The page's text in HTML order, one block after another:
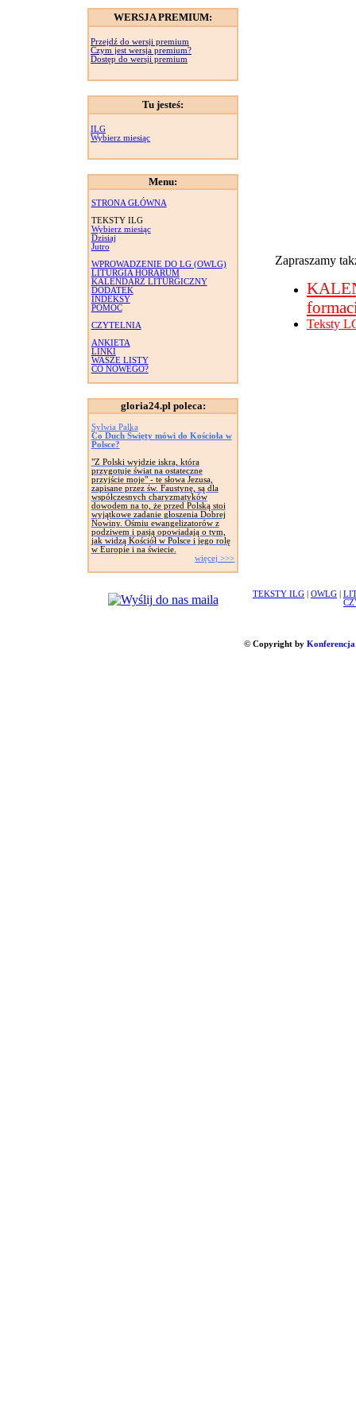
WERSJA PREMIUM:
Przejdź do wersji premium
Czym jest wersja premium?
Dostęp do wersji premium
Tu jesteś:
ILG
Wybierz miesiąc
Menu:
STRONA GŁÓWNA
TEKSTY ILG
Wybierz miesiąc
Dzisiaj
Jutro
WPROWADZENIE DO LG (OWLG)
LITURGIA HORARUM
KALENDARZ LITURGICZNY
DODATEK
INDEKSY
POMOC
CZYTELNIA
ANKIETA
LINKI
WASZE LISTY
CO NOWEGO?
gloria24.pl poleca:
Sylwia Palka
Co Duch Święty mówi do Kościoła w
Polsce?
"Z Polski wyjdzie iskra, która
przygotuje świat na ostateczne
przyjście moje" - te słowa Jezusa,
zapisane przez św. Faustynę, są dla
współczesnych charyzmatyków
dowodem na to, że przed Polską stoi
wyjątkowe zadanie głoszenia Dobrej
Nowiny. Ośmiu ewangelizatorów z
podziwem i pasją opowiadają o tym,
jak widzą Kościół w Polsce i jego rolę
w Europie i na świecie.
więcej >>>
Zapraszamy
Teksty
TEKSTY ILG OWLG
© Copyright by Konferencja